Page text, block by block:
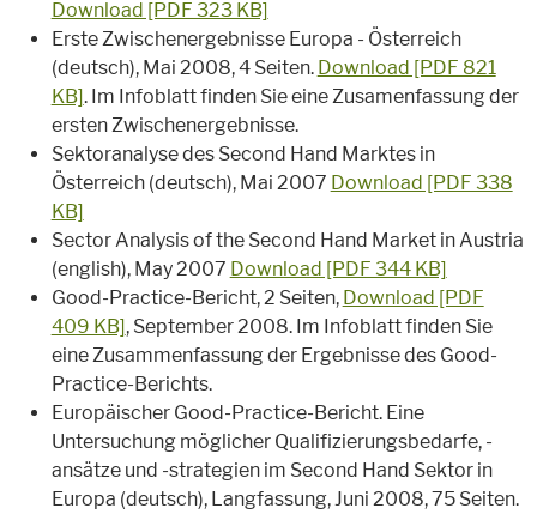
Download [PDF 323 KB]
Erste Zwischenergebnisse Europa - Österreich
(deutsch), Mai 2008, 4 Seiten. Download [PDF 821
KB]. Im Infoblatt finden Sie eine Zusamenfassung der
ersten Zwischenergebnisse.
Sektoranalyse des Second Hand Marktes in
Österreich (deutsch), Mai 2007 Download [PDF 338
KB]
Sector Analysis of the Second Hand Market in Austria
(english), May 2007 Download [PDF 344 KB]
Good-Practice-Bericht, 2 Seiten, Download [PDF
409 KB], September 2008. Im Infoblatt finden Sie
eine Zusammenfassung der Ergebnisse des Good-
Practice-Berichts.
Europäischer Good-Practice-Bericht. Eine
Untersuchung möglicher Qualifizierungsbedarfe, -
ansätze und -strategien im Second Hand Sektor in
Europa (deutsch), Langfassung, Juni 2008, 75 Seiten.